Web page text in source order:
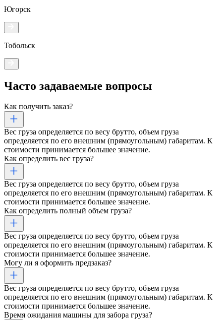
Югорск
Тобольск
Часто задаваемые вопросы
Как получить заказ?
Вес груза определяется по весу брутто, объем груза
определяется по его внешним (прямоугольным) габаритам. К
стоимости принимается большее значение.
Как определить вес груза?
Вес груза определяется по весу брутто, объем груза
определяется по его внешним (прямоугольным) габаритам. К
стоимости принимается большее значение.
Как определить полный объем груза?
Вес груза определяется по весу брутто, объем груза
определяется по его внешним (прямоугольным) габаритам. К
стоимости принимается большее значение.
Могу ли я оформить предзаказ?
Вес груза определяется по весу брутто, объем груза
определяется по его внешним (прямоугольным) габаритам. К
стоимости принимается большее значение.
Время ожидания машины для забора груза?